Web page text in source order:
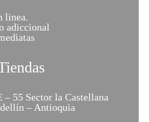
linea.
adiccional
– 55 Sector la Castellana
– Antioquia